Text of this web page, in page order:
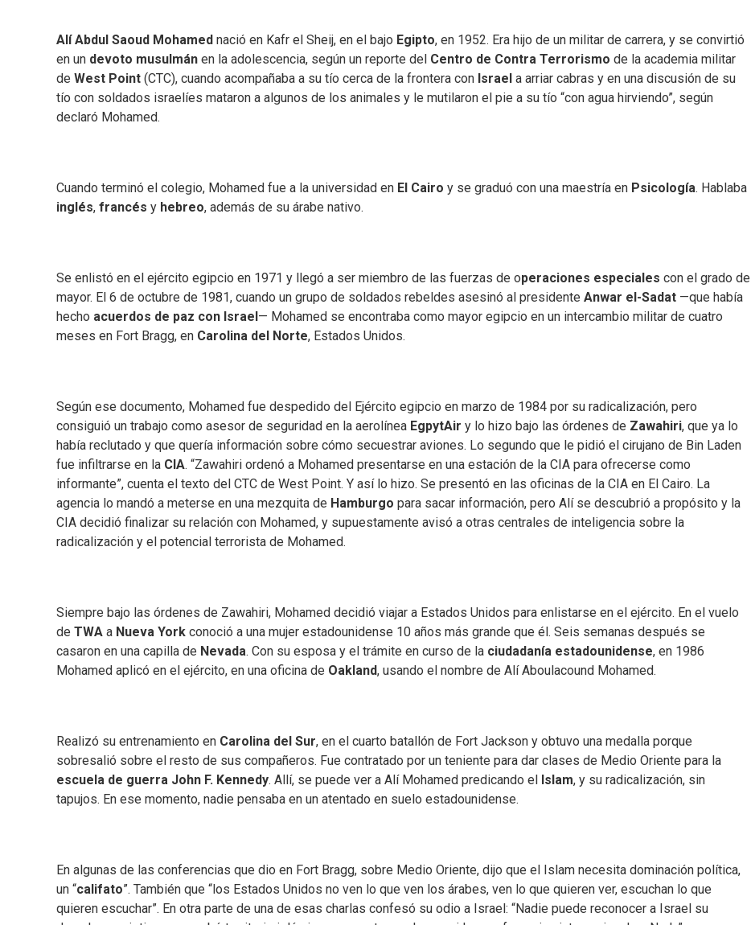
Alí Abdul Saoud Mohamed nació en Kafr el Sheij, en el bajo Egipto, en 1952. Era hijo de un militar de carrera, y se convirtió
en un devoto musulmán en la adolescencia, según un reporte del Centro de Contra Terrorismo de la academia militar
de West Point (CTC), cuando acompañaba a su tío cerca de la frontera con Israel a arriar cabras y en una discusión de su
tío con soldados israelíes mataron a algunos de los animales y le mutilaron el pie a su tío “con agua hirviendo”, según
declaró Mohamed.
Cuando terminó el colegio, Mohamed fue a la universidad en El Cairo y se graduó con una maestría en Psicología. Hablaba
inglés, francés y hebreo, además de su árabe nativo.
Se enlistó en el ejército egipcio en 1971 y llegó a ser miembro de las fuerzas de operaciones especiales con el grado de
mayor. El 6 de octubre de 1981, cuando un grupo de soldados rebeldes asesinó al presidente Anwar el-Sadat —que había
hecho acuerdos de paz con Israel — Mohamed se encontraba como mayor egipcio en un intercambio militar de cuatro
meses en Fort Bragg, en Carolina del Norte, Estados Unidos.
Según ese documento, Mohamed fue despedido del Ejército egipcio en marzo de 1984 por su radicalización, pero
consiguió un trabajo como asesor de seguridad en la aerolínea EgpytAir y lo hizo bajo las órdenes de Zawahiri, que ya lo
había reclutado y que quería información sobre cómo secuestrar aviones. Lo segundo que le pidió el cirujano de Bin Laden
fue infiltrarse en la CIA. “Zawahiri ordenó a Mohamed presentarse en una estación de la CIA para ofrecerse como
informante”, cuenta el texto del CTC de West Point. Y así lo hizo. Se presentó en las oficinas de la CIA en El Cairo. La
agencia lo mandó a meterse en una mezquita de Hamburgo para sacar información, pero Alí se descubrió a propósito y la
CIA decidió finalizar su relación con Mohamed, y supuestamente avisó a otras centrales de inteligencia sobre la
radicalización y el potencial terrorista de Mohamed.
Siempre bajo las órdenes de Zawahiri, Mohamed decidió viajar a Estados Unidos para enlistarse en el ejército. En el vuelo
de TWA a Nueva York conoció a una mujer estadounidense 10 años más grande que él. Seis semanas después se
casaron en una capilla de Nevada. Con su esposa y el trámite en curso de la ciudadanía estadounidense, en 1986
Mohamed aplicó en el ejército, en una oficina de Oakland, usando el nombre de Alí Aboulacound Mohamed.
Realizó su entrenamiento en Carolina del Sur, en el cuarto batallón de Fort Jackson y obtuvo una medalla porque
sobresalió sobre el resto de sus compañeros. Fue contratado por un teniente para dar clases de Medio Oriente para la
escuela de guerra John F. Kennedy. Allí, se puede ver a Alí Mohamed predicando el Islam, y su radicalización, sin
tapujos. En ese momento, nadie pensaba en un atentado en suelo estadounidense.
En algunas de las conferencias que dio en Fort Bragg, sobre Medio Oriente, dijo que el Islam necesita dominación política,
un “califato”. También que “los Estados Unidos no ven lo que ven los árabes, ven lo que quieren ver, escuchan lo que
quieren escuchar”. En otra parte de una de esas charlas confesó su odio a Israel: “Nadie puede reconocer a Israel su